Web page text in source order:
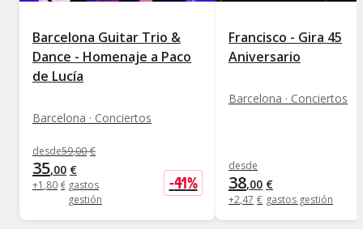
Barcelona Guitar Trio &
Dance - Homenaje a Paco
de Lucía
Barcelona · Conciertos
desde59,00 €
35,00 €
+1 ,80 € gastos
gestión
-41%
Francisco - Gira 45
Aniversario
Barcelona · Conciertos
desde
38,00 €
+2,47 € gastos gestión